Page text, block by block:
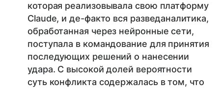
которая реализовывала свою платформу
Claude, и де-факто вся разведаналитика,
обработанная через нейронные сети,
поступала в командование для принятия
последующих решений о нанесении
удара. С высокой долей вероятности
суть конфликта содержалась в том, что